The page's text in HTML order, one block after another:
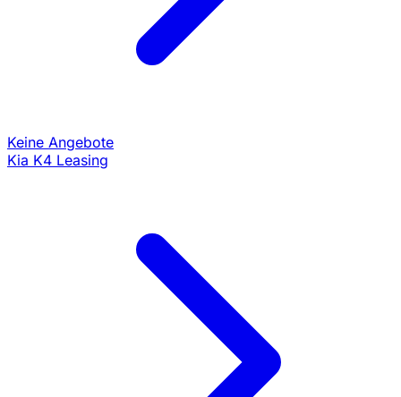
Keine Angebote
Kia K4 Leasing